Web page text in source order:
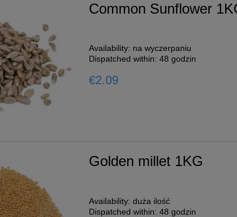
Common Sunflower
Availability: na wyczerpaniu
Dispatched within: 48 godzin
€2.09
Golden millet 1KG
Availability: duża ilość
Dispatched within: 48 godzin